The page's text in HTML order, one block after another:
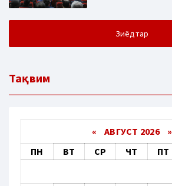
Зиёдтар
Тақвим
« АВГУСТ 2026 »
ПН
ВТ СР ЧТ ПТ